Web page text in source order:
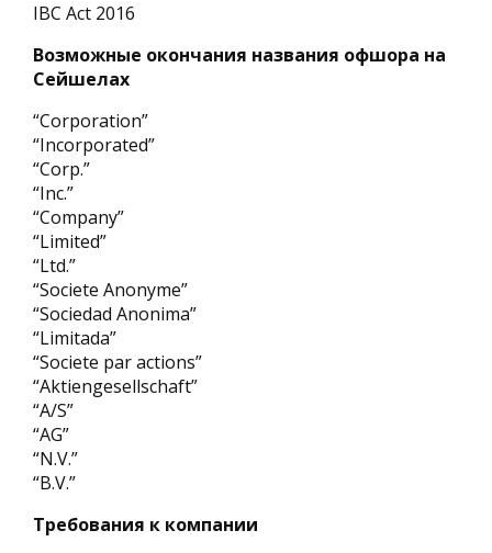
IBC Act 2016
Возможные окончания названия офшора на
Сейшелах
“Corporation”
“Incorporated”
“Corp.”
“Inc.”
“Company”
“Limited”
“Ltd.”
“Societe Anonyme”
“Sociedad Anonima”
“Limitada”
“Societe par actions”
“Aktiengesellschaft”
“A/S”
“AG”
“N.V.”
“B.V.”
Требования к компании